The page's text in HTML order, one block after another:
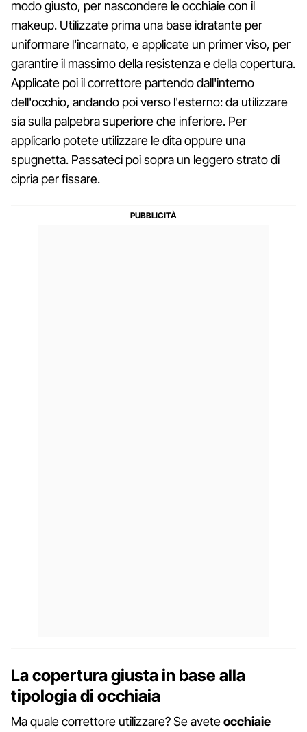
modo giusto, per nascondere le occhiaie con il
makeup. Utilizzate prima una base idratante per
uniformare l'incarnato, e applicate un primer viso, per
garantire il massimo della resistenza e della copertura.
Applicate poi il correttore partendo dall'interno
dell'occhio, andando poi verso l'esterno: da utilizzare
sia sulla palpebra superiore che inferiore. Per
applicarlo potete utilizzare le dita oppure una
spugnetta. Passateci poi sopra un leggero strato di
cipria per fissare.
La copertura giusta in base alla
tipologia di occhiaia
Ma quale correttore utilizzare? Se aveteocchiaie